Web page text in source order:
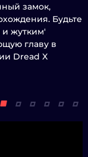
замок,
Будьте
и жутким'
главу в
Dread X